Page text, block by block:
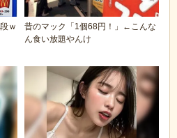
ｗ
昔のマック「1個68円！」←こんな
ん食い放題やんけ